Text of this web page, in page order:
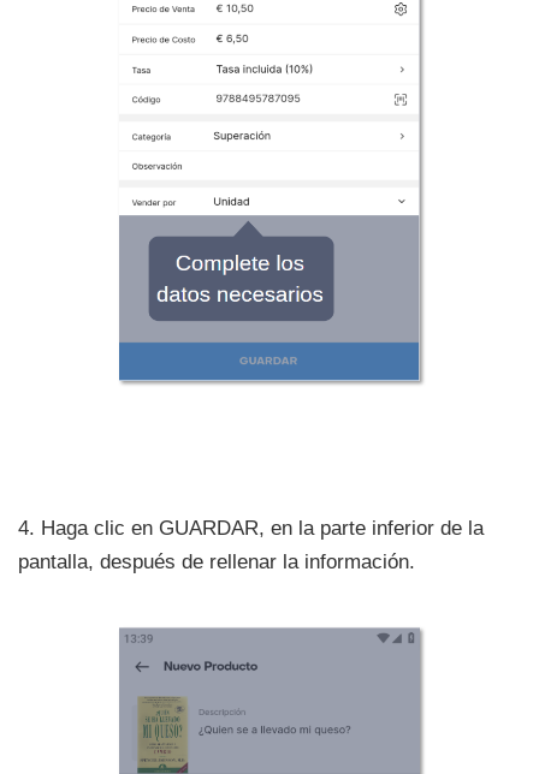
4. Haga clic en GUARDAR, en la parte inferior de la
pantalla, después de rellenar la información.